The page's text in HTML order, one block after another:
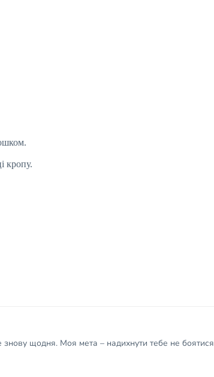
кропу.
щодня. Моя мета – надихнути тебе не